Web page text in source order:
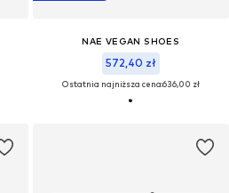
NAE VEGAN SHOES
572,40 zł
Ostatnia najniższa cena:636,00 zł